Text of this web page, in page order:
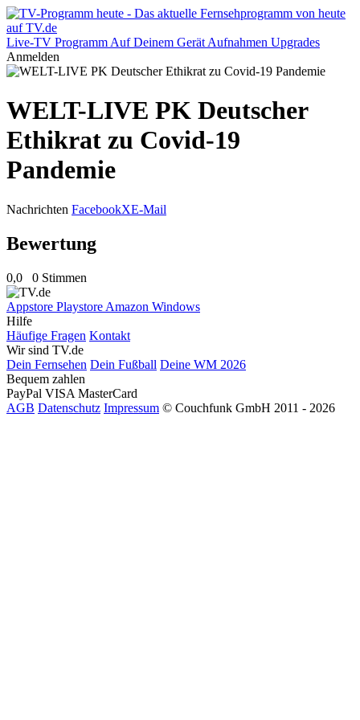
Live-TV Programm Auf Deinem Gerät Aufnahmen Upgrades
Anmelden
WELT-LIVE PK Deutscher
Ethikrat zu Covid-19
Pandemie
Nachrichten FacebookXE-Mail
Bewertung
0,0 0 Stimmen
Appstore Playstore Amazon Windows
Hilfe
Häufige Fragen Kontakt
Wir sind TV.de
Dein Fernsehen Dein Fußball Deine WM 2026
Bequem zahlen
PayPal VISA MasterCard
AGB Datenschutz Impressum © Couchfunk GmbH 2011 - 2026